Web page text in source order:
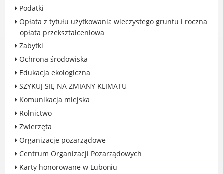
Konsultacje społeczne i ewaluacje
Luboński Budżet Obywatelski
GKRPA/Centrum Wsparcia i Pomocy
Rodzinie
BEZPIECZEŃSTWO
Zdrowie
Porady prawne
Wydarzenia
WYBORY
Likwidacja barier - seniorzy i osoby z
Podatki
Opłata z tytułu użytkowania wieczystego gruntu i roczna
opłata przekształceniowa
Zabytki
Ochrona środowiska
Edukacja ekologiczna
SZYKUJ SIĘ NA ZMIANY KLIMATU
Komunikacja miejska
Rolnictwo
Zwierzęta
Organizacje pozarządowe
Centrum Organizacji Pozarządowych
Karty honorowane w Luboniu